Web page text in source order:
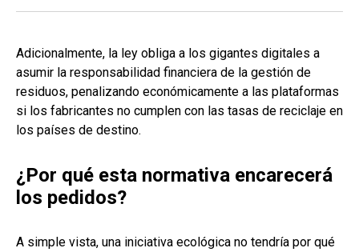
Adicionalmente, la ley obliga a los gigantes digitales a
asumir la responsabilidad financiera de la gestión de
residuos, penalizando económicamente a las plataformas
si los fabricantes no cumplen con las tasas de reciclaje en
los países de destino.
¿Por qué esta normativa encarecerá
los pedidos?
A simple vista, una iniciativa ecológica no tendría por qué